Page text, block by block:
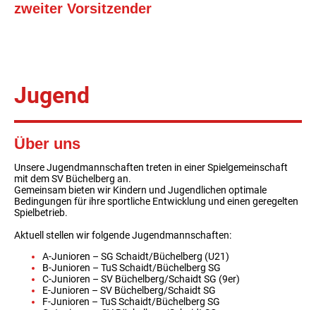
zweiter Vorsitzender
Jugend
Über uns
Unsere Jugendmannschaften treten in einer Spielgemeinschaft
mit dem SV Büchelberg an.
Gemeinsam bieten wir Kindern und Jugendlichen optimale
Bedingungen für ihre sportliche Entwicklung und einen geregelten
Spielbetrieb.
Aktuell stellen wir folgende Jugendmannschaften:
A-Junioren – SG Schaidt/Büchelberg (U21)
B-Junioren – TuS Schaidt/Büchelberg SG
C-Junioren – SV Büchelberg/Schaidt SG (9er)
E-Junioren – SV Büchelberg/Schaidt SG
F-Junioren – TuS Schaidt/Büchelberg SG